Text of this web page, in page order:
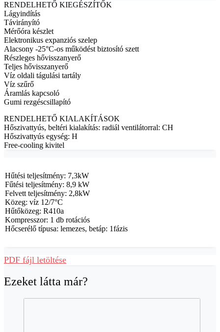
RENDELHETŐ KIEGÉSZÍTŐK
Lágyindítás
Távirányító
Mérőóra készlet
Elektronikus expanziós szelep
Alacsony -25°C-os működést biztosító szett
Részleges hővisszanyerő
Teljes hővisszanyerő
Víz oldali tágulási tartály
Víz szűrő
Áramlás kapcsoló
Gumi rezgéscsillapító
RENDELHETŐ KIALAKÍTÁSOK
Hőszivattyús, beltéri kialakítás: radiál ventilátorral: CH
Hőszivattyús egység: H
Free-cooling kivitel
Hűtési teljesítmény: 7,3kW
Fűtési teljesítmény: 8,9 kW
Felvett teljesítmény: 2,8kW
Közeg: víz 12/7°C
Hűtőközeg: R410a
Kompresszor: 1 db rotációs
Hőcserélő típusa: lemezes, betáp: 1fázis
PDF fájl letöltése
Ezeket látta már?